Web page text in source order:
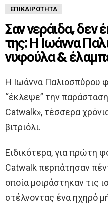
ΕΠΙΚΑΙΡΌΤΗΤΑ
Σαν νεράιδα, δεν
της: Η Ιωάννα
νυφούλα &
Η Ιωάννα Παλιοσπύρου
“έκλεψε” την
Catwalk», τέσσερα
βιτριόλι.
Ειδικότερα, για πρώτη
Catwalk περπάτησαν
οποία μοιράστηκαν τις
στέλνοντας ένα ηχηρό